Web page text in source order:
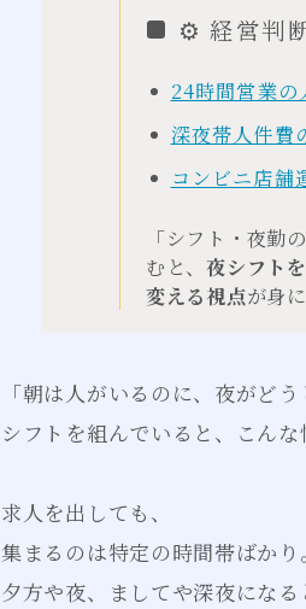
⚙ 経営判
24時間営業の
深夜帯人件費
コンビニ店舗
「シフト・夜
むと、夜シフト
変える視点が身
「朝は人がいるのに、夜がどう
シフトを組んでいると、こん
求人を出しても、
集まるのは特定の時間帯ばかり。
夕方や夜、ましてや深夜になる